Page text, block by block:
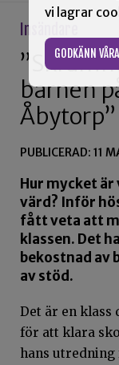
vi lagrar
GODKÄNN
Insändare
barnen
Åbytorp”
PUBLICERAD: 11
Hur mycket
värd? Inför
fått veta att
klassen. Det
bekostnad av
av stöd.
Det är en klass
för att klara
hans utredning